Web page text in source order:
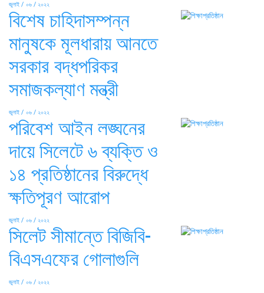
জুলাই / ০৬ / ২০২২
বিশেষ চাহিদাসম্পন্ন
মানুষকে মূলধারায় আনতে
সরকার বদ্ধপরিকর
সমাজকল্যাণ মন্ত্রী
জুলাই / ০৬ / ২০২২
পরিবেশ আইন লঙ্ঘনের
দায়ে সিলেটে ৬ ব্যক্তি ও
১৪ প্রতিষ্ঠানের বিরুদ্ধে
ক্ষতিপূরণ আরোপ
জুলাই / ০৬ / ২০২২
সিলেট সীমান্তে বিজিবি-
বিএসএফের গোলাগুলি
জুলাই / ০৬ / ২০২২